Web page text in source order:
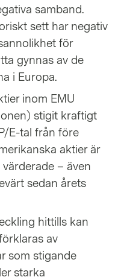
samband.
sett har negativ
för
gynnas av de
i Europa.
inom EMU
stigit kraftigt
E-tal från före
aktier är
– även
sedan årets
hittills kan
av
som stigande
starka